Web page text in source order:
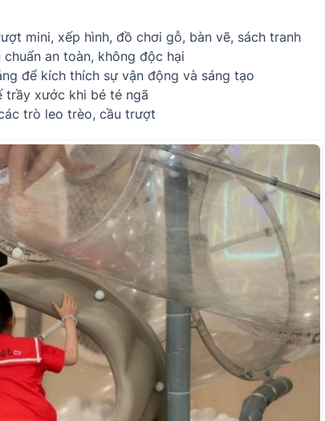
mini, xếp hình, đồ chơi gỗ, bàn vẽ, sách tranh
an toàn, không độc hại
để kích thích sự vận động và sáng tạo
trầy xước khi bé té ngã
trò leo trèo, cầu trượt